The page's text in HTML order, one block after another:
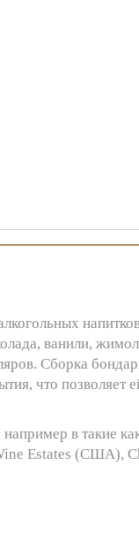
ванили,
Сборка
что позволяет
в такие
Estates (США),